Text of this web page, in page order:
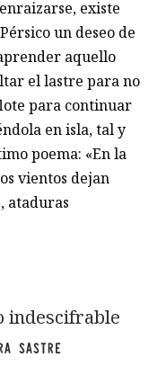
existe
un deseo de
aquello
el lastre para no
para continuar
en isla, tal y
poema: «En la
vientos dejan
ataduras
indescifrable
SASTRE